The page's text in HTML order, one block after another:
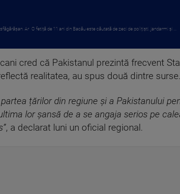
Ar O fetiță de 11 ani din Bacău este căutată de zeci de polițiști, jandarmi și ...
cred că Pakistanul prezintă frecvent
realitatea, au spus două dintre surse.
țărilor din regiune și a Pakistanului
lor șansă de a se angaja serios pe
, a declarat luni un oficial regional.